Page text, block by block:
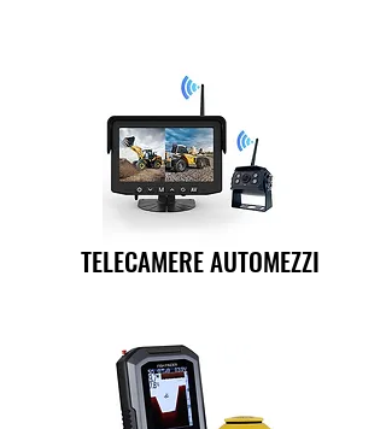
TELECAMERE AUTOMEZZI